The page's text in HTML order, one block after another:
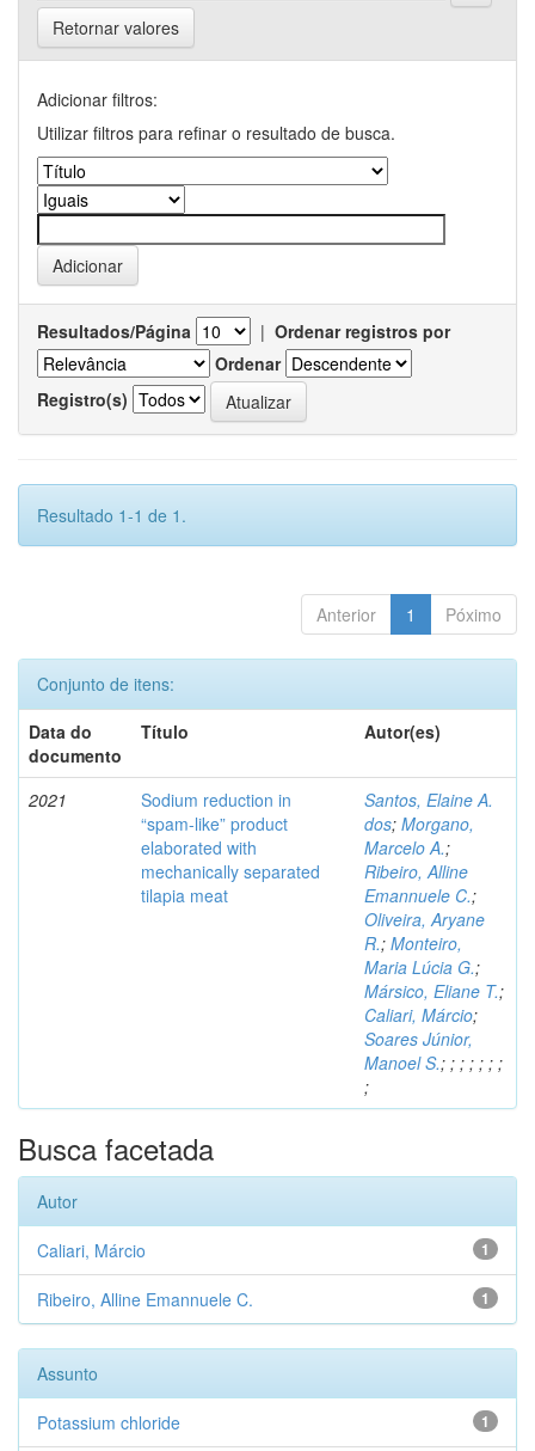
Retornar valores
Adicionar filtros:
Utilizar filtros para refinar o resultado de busca.
Resultados/Página | Ordenar registros por
Ordenar
Registro(s)
Resultado 1-1 de 1.
Anterior 1 Póximo
Conjunto de itens:
Data do
documento
Título Autor(es)
2021
Sodium reduction in
“spam-like” product
elaborated with
mechanically separated
tilapia meat
Santos, Elaine A.
dos; Morgano,
Marcelo A.;
Ribeiro, Alline
Emannuele C.;
Oliveira, Aryane
R.; Monteiro,
Maria Lúcia G.;
Mársico, Eliane T.;
Caliari, Márcio;
Soares Júnior,
Manoel S.; ; ; ; ; ; ;
;
Busca facetada
Autor
1
Caliari, Márcio
1
Ribeiro, Alline Emannuele C.
Assunto
1
Potassium chloride